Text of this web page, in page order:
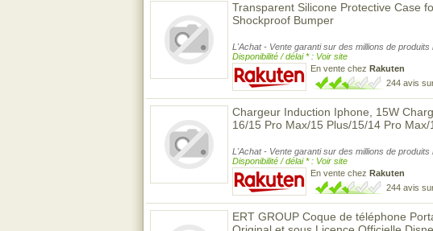
Transparent Silicone Protective Case
Shockproof Bumper
L'Achat - Vente garanti sur des millions de
Disponibilité / délai * : Voir site
En vente chez Rakuten
244 avis
Chargeur Induction Iphone, 15W
16/15 Pro Max/15 Plus/15/14 Pro
L'Achat - Vente garanti sur des millions de
Disponibilité / délai * : Voir site
En vente chez Rakuten
244 avis
ERT GROUP Coque de téléphone